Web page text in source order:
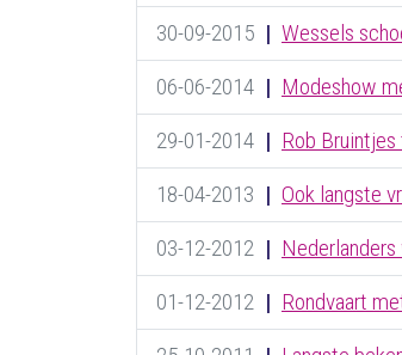
30-09-2015 | Wessels
06-06-2014 | Modeshow
29-01-2014 | Rob
18-04-2013 | Ook langste
03-12-2012 |
01-12-2012 | Rondvaart